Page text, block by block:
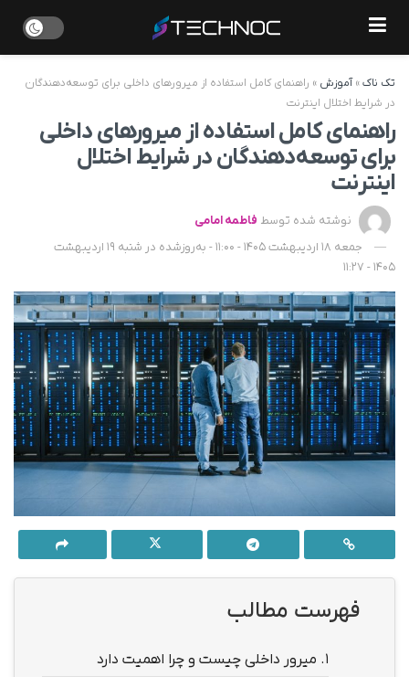
تک ناک»آموزش » راهنمای کامل استفاده از میرورهای داخلی برای توسعه‌دهندگان
در شرایط اختلال اینترنت
راهنمای کامل استفاده از میرورهای داخلی
برای توسعه‌دهندگان در شرایط اختلال
اینترنت
نوشته شده توسط فاطمه امامی
جمعه 18 اردیبهشت 1405 - 11:00 - به‌روزشده در شنبه 19 اردیبهشت
1405 - 11:27
فهرست مطالب
1. میرور داخلی چیست و چرا اهمیت دارد